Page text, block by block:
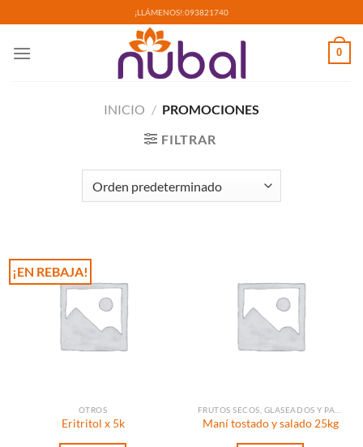
al
contenido
¡LLÁMENOS!:093821740
0
INICIO / PROMOCIONES
FILTRAR
¡EN REBAJA!
OTROS
Eritritol x 5k Maní tostado y salado 25kg